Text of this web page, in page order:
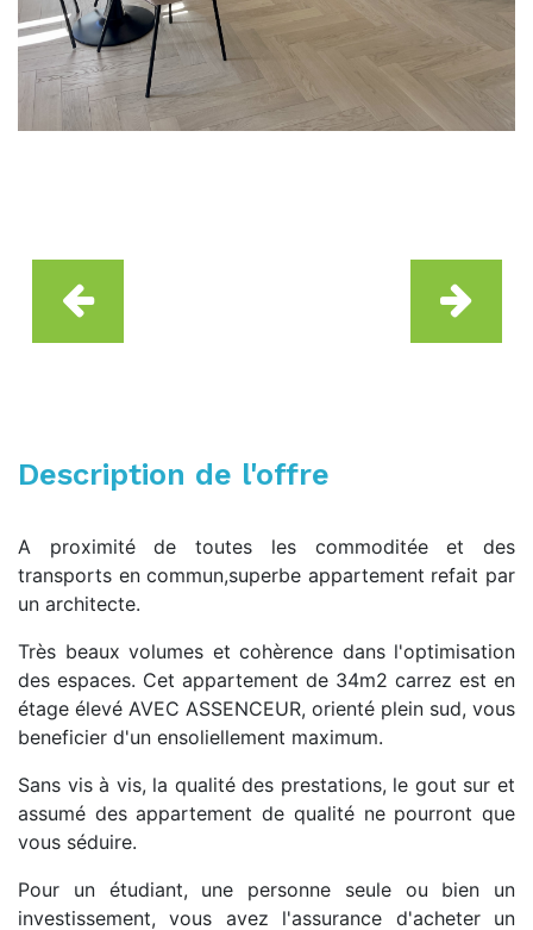
Description de l'offre
A proximité de toutes les commoditée et des
transports en commun,superbe appartement refait par
un architecte.
Très beaux volumes et cohèrence dans l'optimisation
des espaces. Cet appartement de 34m2 carrez est en
étage élevé AVEC ASSENCEUR, orienté plein sud, vous
beneficier d'un ensoliellement maximum.
Sans vis à vis, la qualité des prestations, le gout sur et
assumé des appartement de qualité ne pourront que
vous séduire.
Pour un étudiant, une personne seule ou bien un
investissement, vous avez l'assurance d'acheter un